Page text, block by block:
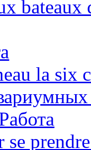
bateaux
la six